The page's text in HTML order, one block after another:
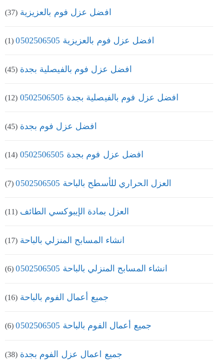
افضل عزل فوم بالعزيزية (37)
افضل عزل فوم بالعزيزية 0502506505 (1)
افضل عزل فوم بالفيصلية بجدة (45)
افضل عزل فوم بالفيصلية بجدة 0502506505 (12)
افضل عزل فوم بجدة (45)
افضل عزل فوم بجدة 0502506505 (14)
العزل الحراري للأسطح بالباحة 0502506505 (7)
العزل بمادة الإيبوكسي الطائف (11)
انشاء المسابح المنزلي بالباحة (17)
انشاء المسابح المنزلي بالباحة 0502506505 (6)
جميع أعمال الفوم بالباحة (16)
جميع أعمال الفوم بالباحة 0502506505 (6)
جميع اعمال عزل الفوم بجدة (38)